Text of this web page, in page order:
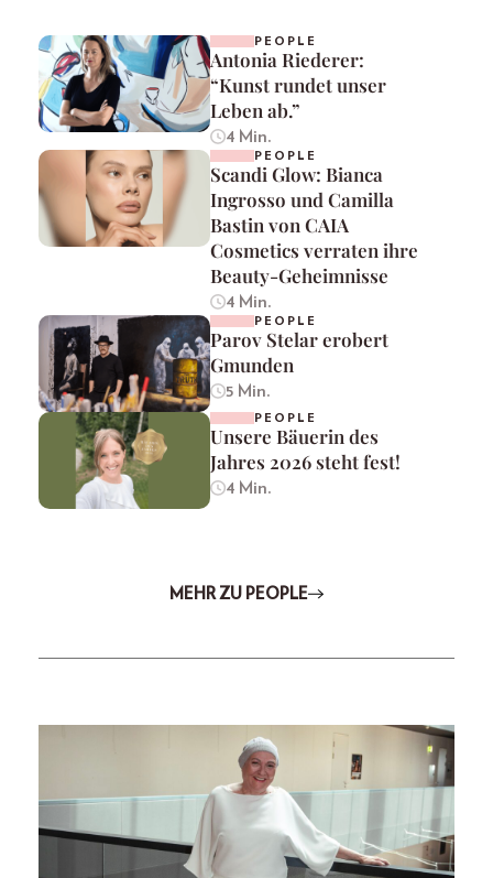
PEOPLE
Antonia Riederer:
“Kunst rundet unser
Leben ab.”
4 Min.
PEOPLE
Scandi Glow: Bianca
Ingrosso und Camilla
Bastin von CAIA
Cosmetics verraten ihre
Beauty-Geheimnisse
4 Min.
PEOPLE
Parov Stelar erobert
Gmunden
5 Min.
PEOPLE
Unsere Bäuerin des
Jahres 2026 steht fest!
4 Min.
MEHR ZU PEOPLE